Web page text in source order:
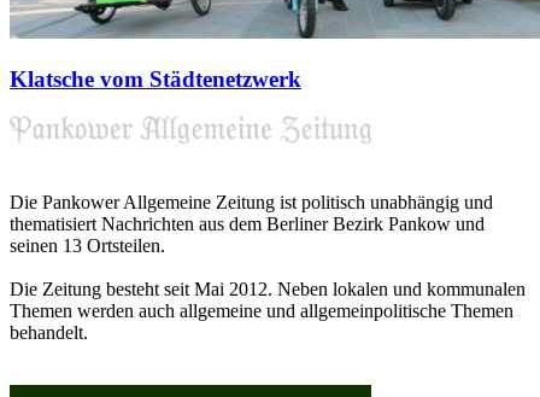
Klatsche vom Städtenetzwerk
Die Pankower Allgemeine Zeitung ist politisch unabhängig und
thematisiert Nachrichten aus dem Berliner Bezirk Pankow und
seinen 13 Ortsteilen.
Die Zeitung besteht seit Mai 2012. Neben lokalen und kommunalen
Themen werden auch allgemeine und allgemeinpolitische Themen
behandelt.